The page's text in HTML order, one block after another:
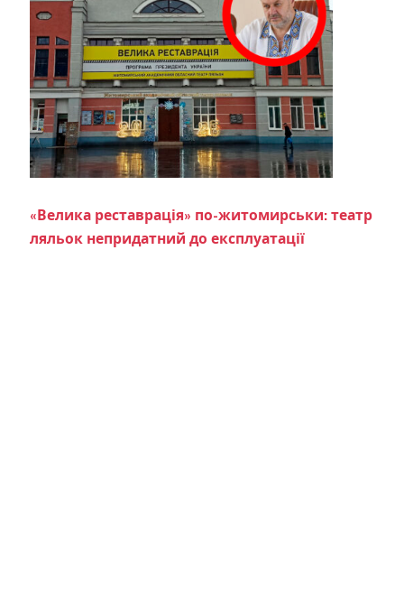
«Велика реставрація» по-житомирськи: театр
ляльок непридатний до експлуатації